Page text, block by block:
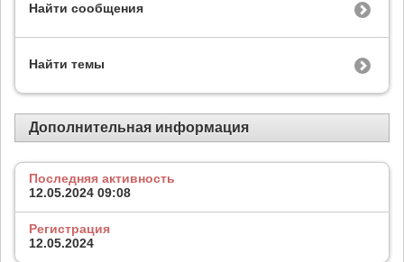
Найти сообщения
Найти темы
Дополнительная информация
Последняя активность
12.05.2024 09:08
Регистрация
12.05.2024